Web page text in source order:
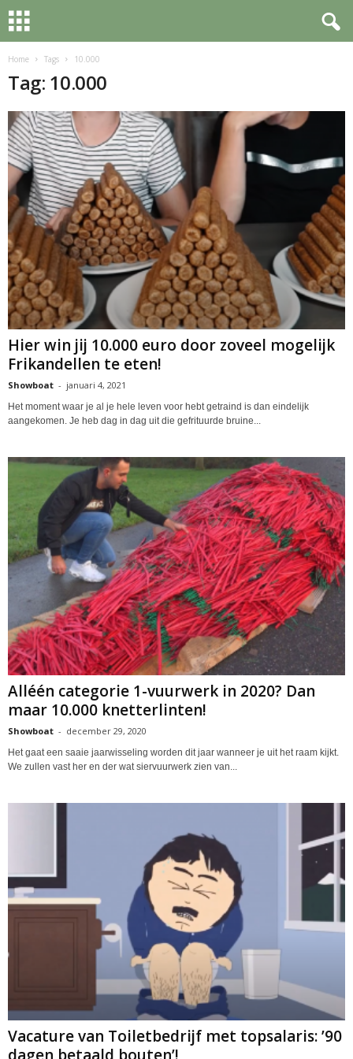
Home Tags 10.000
Tag: 10.000
Hier win jij 10.000 euro door zoveel mogelijk
Frikandellen te eten!
Showboat - januari 4, 2021
Het moment waar je al je hele leven voor hebt getraind is dan eindelijk
aangekomen. Je heb dag in dag uit die gefrituurde bruine...
Alléén categorie 1-vuurwerk in 2020? Dan
maar 10.000 knetterlinten!
Showboat - december 29, 2020
Het gaat een saaie jaarwisseling worden dit jaar wanneer je uit het raam kijkt.
We zullen vast her en der wat siervuurwerk zien van...
Vacature van Toiletbedrijf met topsalaris: ’90